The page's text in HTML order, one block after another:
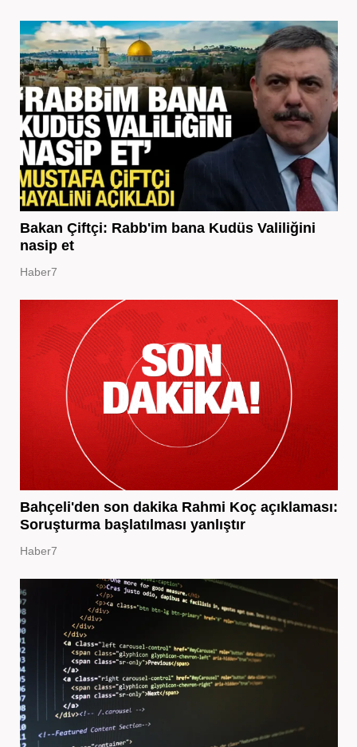
Bakan Çiftçi: Rabb'im bana Kudüs Valiliğini
nasip et
Haber7
Bahçeli'den son dakika Rahmi Koç açıklaması:
Soruşturma başlatılması yanlıştır
Haber7